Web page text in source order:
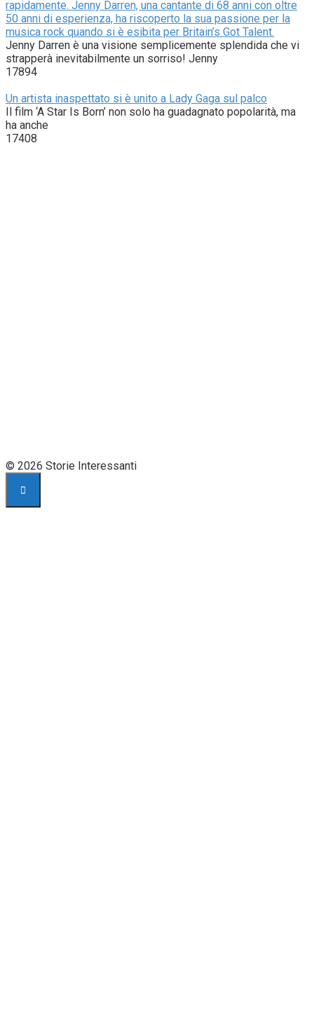
rapidamente. Jenny Darren, una cantante di 68 anni con oltre
50 anni di esperienza, ha riscoperto la sua passione per la
musica rock quando si è esibita per Britain’s Got Talent.
Jenny Darren è una visione semplicemente splendida che vi
strapperà inevitabilmente un sorriso! Jenny
17894
Un artista inaspettato si è unito a Lady Gaga sul palco
Il film ‘A Star Is Born’ non solo ha guadagnato popolarità, ma
ha anche
17408
© 2026 Storie Interessanti